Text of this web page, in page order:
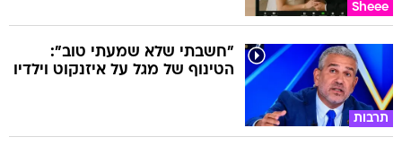
Sheee
תרבות
"חשבתי שלא שמעתי טוב":
הטינוף של מגל על איזנקוט וילדיו